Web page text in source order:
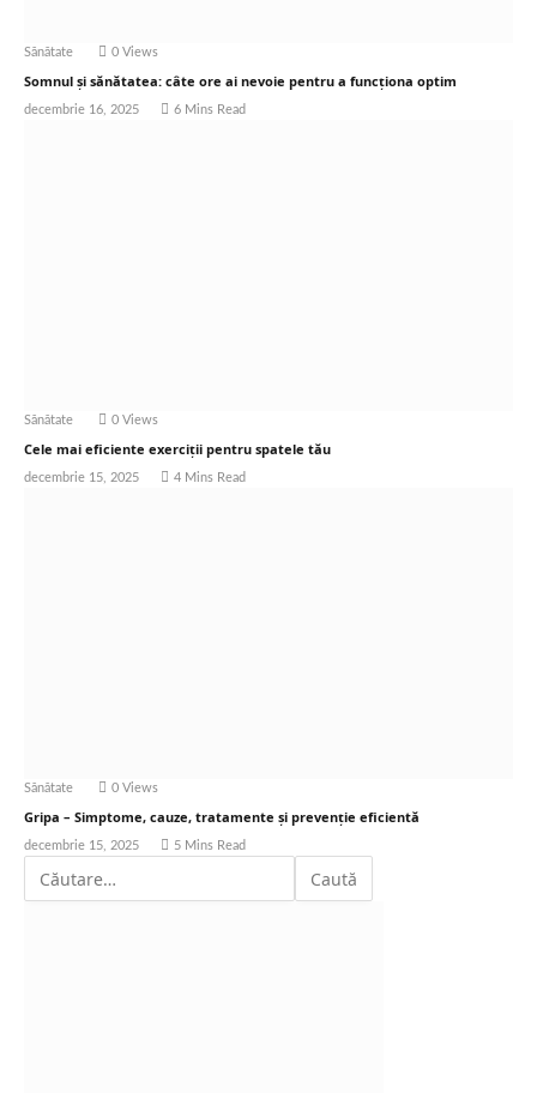
Sănătate 0 Views
Somnul și sănătatea: câte ore ai nevoie pentru a funcționa optim
decembrie 16, 2025 6 Mins Read
Sănătate 0 Views
Cele mai eficiente exerciții pentru spatele tău
decembrie 15, 2025 4 Mins Read
Sănătate 0 Views
Gripa – Simptome, cauze, tratamente și prevenție eficientă
decembrie 15, 2025 5 Mins Read